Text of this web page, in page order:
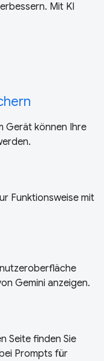
Mit KI
Gerät können Ihre
Funktionsweise mit
Gemini anzeigen.
Seite finden Sie
Prompts für